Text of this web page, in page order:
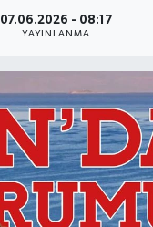
07.06.2026 - 08:17
YAYINLANMA